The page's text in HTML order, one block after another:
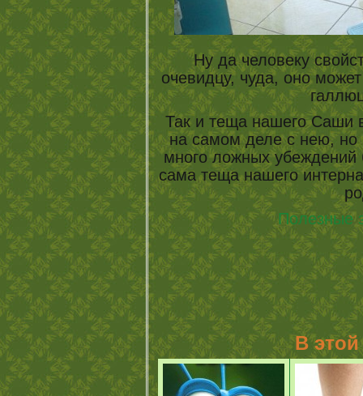
Ну да человеку
очевидцу, чуда, оно
Так и теща нашего Саши
на самом деле с нею, но
много ложных
сама теща нашего
Полезные
В